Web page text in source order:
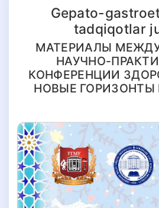
Gepato-
tadqiqotlar
МАТЕРИАЛЫ
НАУЧНО-
КОНФЕРЕНЦИИ
НОВЫЕ